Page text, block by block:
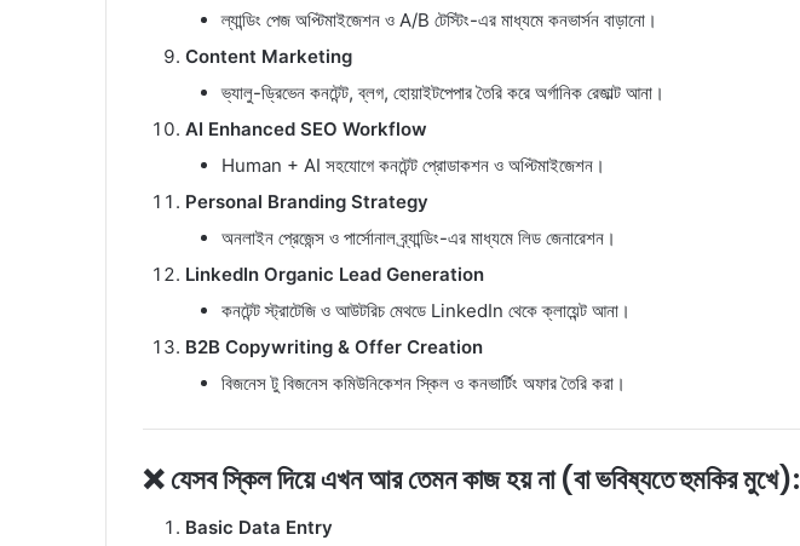
ল্যান্ডিং পেজ অপ্টিমাইজেশন ও A/B টেস্টিং-এর মাধ্যমে কনভার্সন বাড়ানো।
Content Marketing
ভ্যালু-ড্রিভেন কনটেন্ট, ব্লগ, হোয়াইটপেপার তৈরি করে অর্গানিক রেজাল্ট আনা।
AI Enhanced SEO Workflow
Human + AI সহযোগে কনটেন্ট প্রোডাকশন ও অপ্টিমাইজেশন।
Personal Branding Strategy
অনলাইন প্রেজেন্স ও পার্সোনাল ব্র্যান্ডিং-এর মাধ্যমে লিড জেনারেশন।
LinkedIn Organic Lead Generation
কনটেন্ট স্ট্রাটেজি ও আউটরিচ মেথডে LinkedIn থেকে ক্লায়েন্ট আনা।
B2B Copywriting & Offer Creation
বিজনেস টু বিজনেস কমিউনিকেশন স্কিল ও কনভার্টিং অফার তৈরি করা।
❌ যেসব স্কিল দিয়ে এখন আর তেমন কাজ হয় না (বা ভবিষ্যতে হুমকির মুখে):
Basic Data Entry